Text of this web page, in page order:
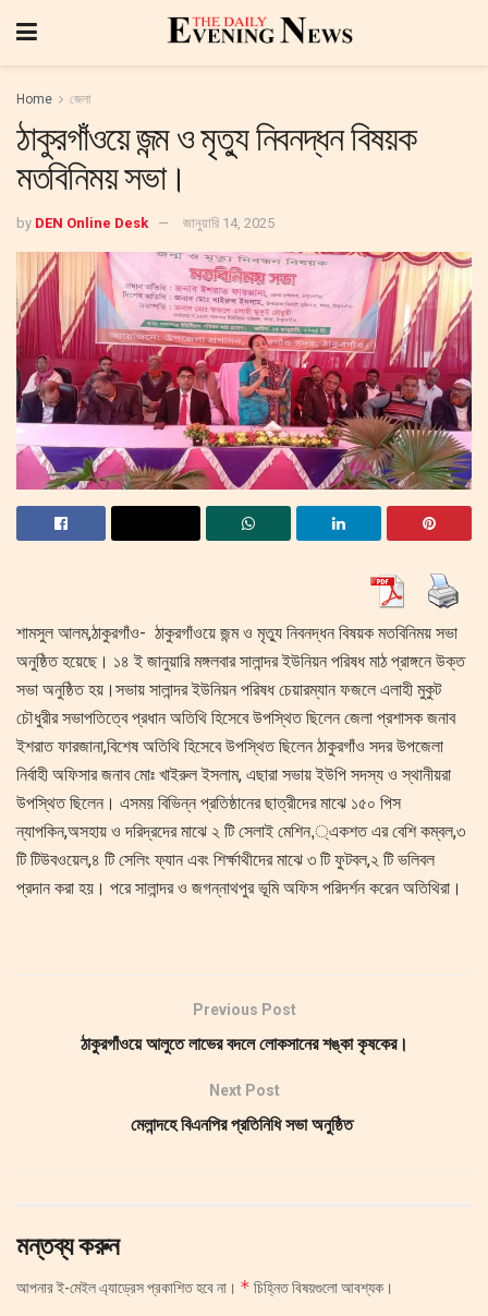
Home জেলা
ঠাকুরগাঁওয়ে জন্ম ও মৃত্যু নিবনদ্ধন বিষয়ক
মতবিনিময় সভা।
by DEN Online Desk জানুয়ারি 14, 2025
শামসুল আলম,ঠাকুরগাঁও- ঠাকুরগাঁওয়ে জন্ম ও মৃত্যু নিবনদ্ধন বিষয়ক মতবিনিময় সভা
অনুষ্ঠিত হয়েছে। ১৪ ই জানুয়ারি মঙ্গলবার সালান্দর ইউনিয়ন পরিষধ মাঠ প্রাঙ্গনে উক্ত
সভা অনুষ্ঠিত হয়।সভায় সালান্দর ইউনিয়ন পরিষধ চেয়ারম্যান ফজলে এলাহী মুকুট
চৌধুরীর সভাপতিত্বে প্রধান অতিথি হিসেবে উপস্থিত ছিলেন জেলা প্রশাসক জনাব
ইশরাত ফারজানা,বিশেষ অতিথি হিসেবে উপস্থিত ছিলেন ঠাকুরগাঁও সদর উপজেলা
নির্বাহী অফিসার জনাব মোঃ খাইরুল ইসলাম, এছারা সভায় ইউপি সদস্য ও স্থানীয়রা
উপস্থিত ছিলেন। এসময় বিভিন্ন প্রতিষ্ঠানের ছাত্রীদের মাঝে ১৫০ পিস
ন্যাপকিন,অসহায় ও দরিদ্রদের মাঝে ২ টি সেলাই মেশিন,্একশত এর বেশি কম্বল,৩
টি টিউবওয়েল,৪ টি সেলিং ফ্যান এবং শির্ক্ষাথীদের মাঝে ৩ টি ফুটবল,২ টি ভলিবল
প্রদান করা হয়। পরে সালান্দর ও জগন্নাথপুর ভূমি অফিস পরিদর্শন করেন অতিথিরা।
Previous Post
ঠাকুরগাঁওয়ে আলুতে লাভের বদলে লোকসানের শঙ্কা কৃষকের।
Next Post
মেলান্দহে বিএনপির প্রতিনিধি সভা অনুষ্ঠিত
মন্তব্য করুন
আপনার ই-মেইল এ্যাড্রেস প্রকাশিত হবে না। * চিহ্নিত বিষয়গুলো আবশ্যক।